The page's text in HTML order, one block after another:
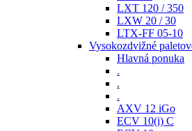
LXT 120 / 350
LXW 20 / 30
LTX-FF 05-10
Vysokozdvižné
Hlavná ponuka
.
.
.
AXV 12 iGo
ECV 10(i) C